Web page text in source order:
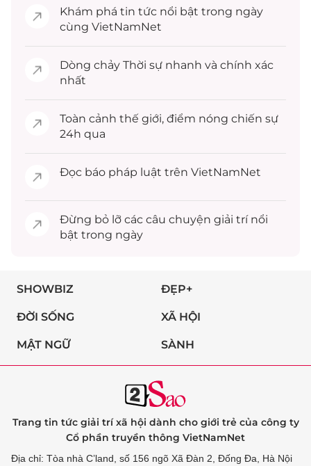
Khám phá tin tức nổi bật trong ngày
cùng VietNamNet
Dòng chảy Thời sự nhanh và chính xác
nhất
Toàn cảnh thế giới, điểm nóng chiến sự
24h qua
Đọc báo pháp luật trên VietNamNet
Đừng bỏ lỡ các câu chuyện giải trínổi
bật trong ngày
SHOWBIZ ĐẸP+
ĐỜI SỐNG XÃ HỘI
MẬT NGỮ SÀNH
Trang tin tức giải trí xã hội dành cho giới trẻ của công ty
Cổ phần truyền thông VietNamNet
Địa chỉ: Tòa nhà C’land, số 156 ngõ Xã Đàn 2, Đống Đa, Hà Nội